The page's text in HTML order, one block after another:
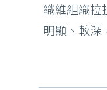
織維組織拉
明顯、較深